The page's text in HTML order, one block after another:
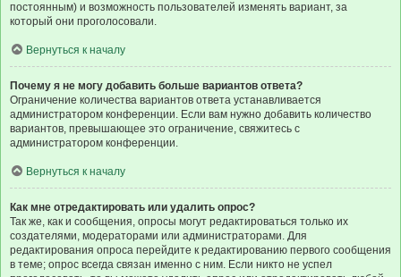
постоянным) и возможность пользователей изменять вариант, за
который они проголосовали.
Вернуться к началу
Почему я не могу добавить больше вариантов ответа?
Ограничение количества вариантов ответа устанавливается
администратором конференции. Если вам нужно добавить количество
вариантов, превышающее это ограничение, свяжитесь с
администратором конференции.
Вернуться к началу
Как мне отредактировать или удалить опрос?
Так же, как и сообщения, опросы могут редактироваться только их
создателями, модераторами или администраторами. Для
редактирования опроса перейдите к редактированию первого сообщения
в теме; опрос всегда связан именно с ним. Если никто не успел